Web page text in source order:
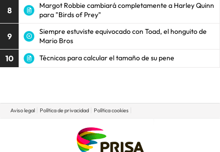
8
Margot Robbie cambiará completamente a Harley Quinn
para "Birds of Prey"
9
Siempre estuviste equivocado con Toad, el honguito de
Mario Bros
10 Técnicas para calcular el tamaño de su pene
Aviso legal Política de privacidad Política cookies